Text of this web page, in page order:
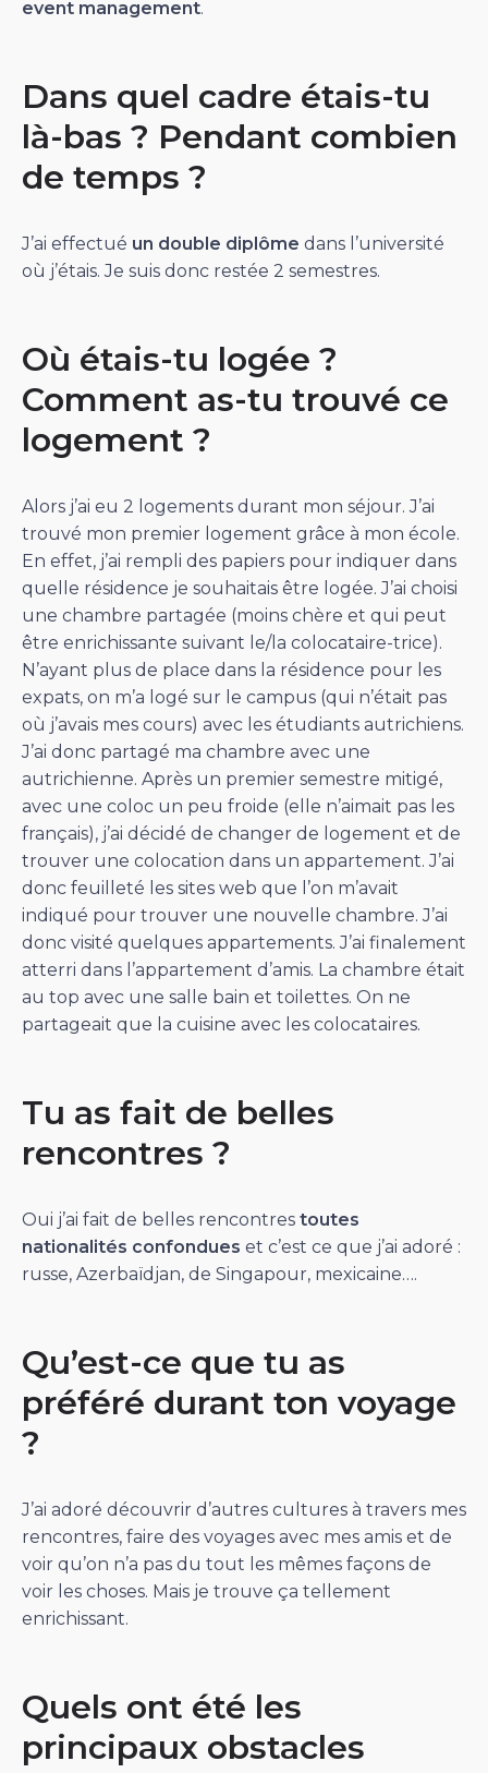
event management.
Dans quel cadre étais-tu
là-bas ? Pendant combien
de temps ?
J’ai effectué un double diplôme dans l’université
où j’étais. Je suis donc restée 2 semestres.
Où étais-tu logée ?
Comment as-tu trouvé ce
logement ?
Alors j’ai eu 2 logements durant mon séjour. J’ai
trouvé mon premier logement grâce à mon école.
En effet, j’ai rempli des papiers pour indiquer dans
quelle résidence je souhaitais être logée. J’ai choisi
une chambre partagée (moins chère et qui peut
être enrichissante suivant le/la colocataire-trice).
N’ayant plus de place dans la résidence pour les
expats, on m’a logé sur le campus (qui n’était pas
où j’avais mes cours) avec les étudiants autrichiens.
J’ai donc partagé ma chambre avec une
autrichienne. Après un premier semestre mitigé,
avec une coloc un peu froide (elle n’aimait pas les
français), j’ai décidé de changer de logement et de
trouver une colocation dans un appartement. J’ai
donc feuilleté les sites web que l’on m’avait
indiqué pour trouver une nouvelle chambre. J’ai
donc visité quelques appartements. J’ai finalement
atterri dans l’appartement d’amis. La chambre était
au top avec une salle bain et toilettes. On ne
partageait que la cuisine avec les colocataires.
Tu as fait de belles
rencontres ?
Oui j’ai fait de belles rencontres toutes
nationalités confondues et c’est ce que j’ai adoré :
russe, Azerbaïdjan, de Singapour, mexicaine….
Qu’est-ce que tu as
préféré durant ton voyage
?
J’ai adoré découvrir d’autres cultures à travers mes
rencontres, faire des voyages avec mes amis et de
voir qu’on n’a pas du tout les mêmes façons de
voir les choses. Mais je trouve ça tellement
enrichissant.
Quels ont été les
principaux obstacles